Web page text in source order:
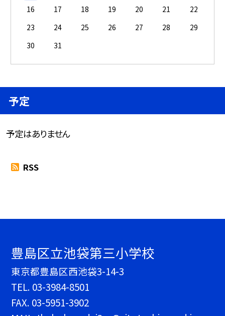
16
17 18 19 20 21
22
23
24 25 26 27 28
29
30
31
予定
予定はありません
RSS
豊島区立池袋第三小学校
東京都豊島区西池袋3-14-3
TEL. 03-3984-8501
FAX. 03-5951-3902